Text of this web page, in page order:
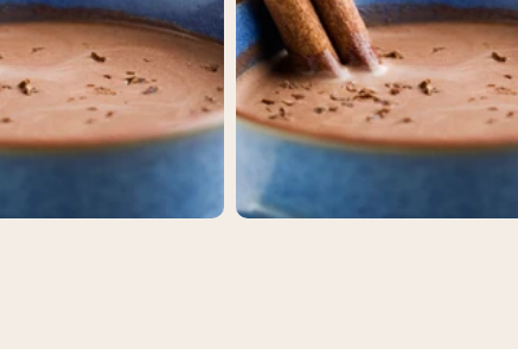
Country: Language:
Jetzt Einkaufen